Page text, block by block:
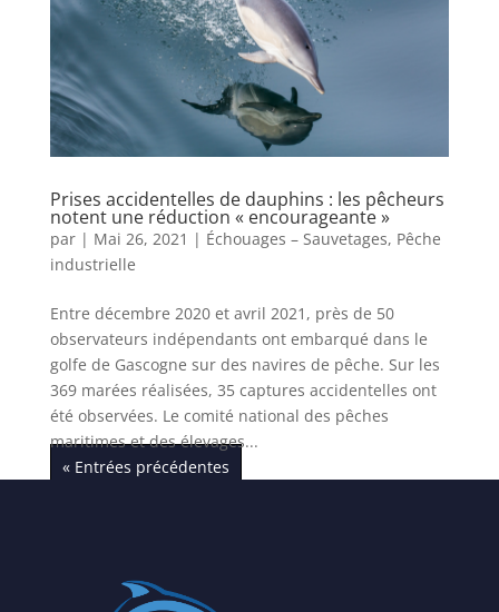
Prises accidentelles de dauphins : les pêcheurs
notent une réduction « encourageante »
par | Mai 26, 2021 | Échouages – Sauvetages, Pêche
industrielle
Entre décembre 2020 et avril 2021, près de 50
observateurs indépendants ont embarqué dans le
golfe de Gascogne sur des navires de pêche. Sur les
369 marées réalisées, 35 captures accidentelles ont
été observées. Le comité national des pêches
maritimes et des élevages...
« Entrées précédentes